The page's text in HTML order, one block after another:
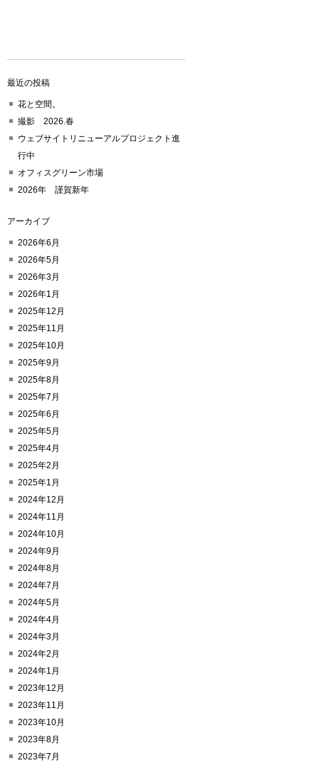
最近の投稿
花と空間。
撮影 2026.春
ウェブサイトリニューアルプロジェクト進
行中
オフィスグリーン市場
2026年 謹賀新年
アーカイブ
2026年6月
2026年5月
2026年3月
2026年1月
2025年12月
2025年11月
2025年10月
2025年9月
2025年8月
2025年7月
2025年6月
2025年5月
2025年4月
2025年2月
2025年1月
2024年12月
2024年11月
2024年10月
2024年9月
2024年8月
2024年7月
2024年5月
2024年4月
2024年3月
2024年2月
2024年1月
2023年12月
2023年11月
2023年10月
2023年8月
2023年7月